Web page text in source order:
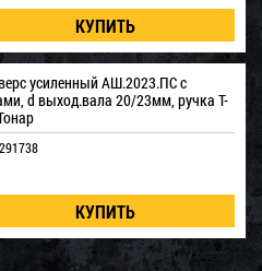
усиленный АШ.2023.ПС с
d выход.вала 20/23мм, ручка T-